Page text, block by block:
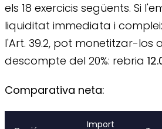
els 18 exercicis següents. Si
liquiditat immediata i
l'Art. 39.2, pot monetitzar-los
descompte del 20%: rebria
Comparativa neta:
Import